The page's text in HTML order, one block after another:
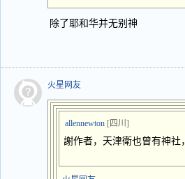
除了耶和华并无别神
火星网友
allennewton [四川]
謝作者，天津衛也曾有神社